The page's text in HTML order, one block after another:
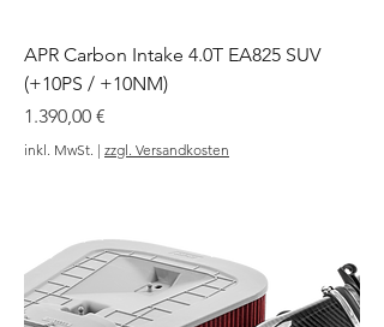
APR Carbon Intake 4.0T EA825 SUV
(+10PS / +10NM)
Preis
1.390,00 €
inkl. MwSt. | zzgl. Versandkosten